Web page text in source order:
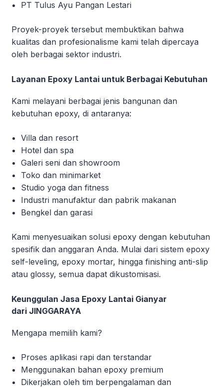
PT Tulus Ayu Pangan Lestari
Proyek-proyek tersebut membuktikan bahwa
kualitas dan profesionalisme kami telah dipercaya
oleh berbagai sektor industri.
Layanan Epoxy Lantai untuk Berbagai Kebutuhan
Kami melayani berbagai jenis bangunan dan
kebutuhan epoxy, di antaranya:
Villa dan resort
Hotel dan spa
Galeri seni dan showroom
Toko dan minimarket
Studio yoga dan fitness
Industri manufaktur dan pabrik makanan
Bengkel dan garasi
Kami menyesuaikan solusi epoxy dengan kebutuhan
spesifik dan anggaran Anda. Mulai dari sistem epoxy
self-leveling, epoxy mortar, hingga finishing anti-slip
atau glossy, semua dapat dikustomisasi.
Keunggulan Jasa Epoxy Lantai Gianyar
dari JINGGARAYA
Mengapa memilih kami?
Proses aplikasi rapi dan terstandar
Menggunakan bahan epoxy premium
Dikerjakan oleh tim berpengalaman dan